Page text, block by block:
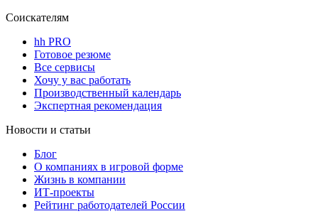
Соискателям
hh PRO
Готовое резюме
Все сервисы
Хочу у вас работать
Производственный календарь
Экспертная рекомендация
Новости и статьи
Блог
О компаниях в игровой форме
Жизнь в компании
ИТ-проекты
Рейтинг работодателей России